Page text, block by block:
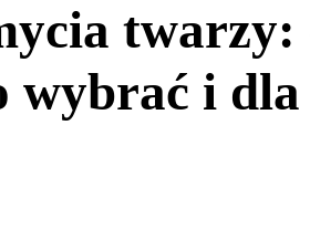
twarzy:
wybrać i dla